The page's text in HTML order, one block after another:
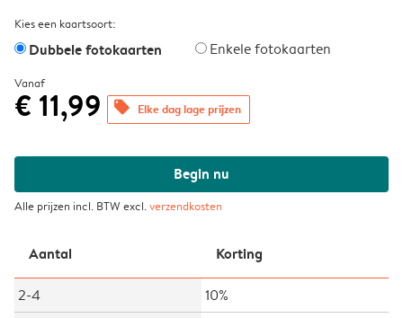
Kies een kaartsoort:
Dubbele fotokaarten Enkele fotokaarten
Vanaf
€ 11,99 offers Elke dag lage prijzen
Begin nu
Alle prijzen incl. BTW excl.verzendkosten
Aantal Korting
2-4
10%